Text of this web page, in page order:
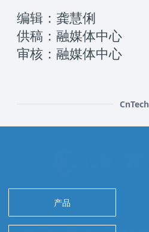
编辑：龚慧俐
供稿：融媒体中心
审核：融媒体中心
CnTech
产品